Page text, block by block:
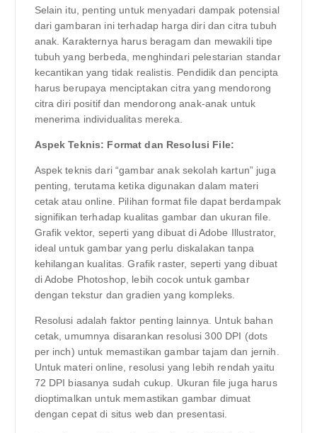
Selain itu, penting untuk menyadari dampak potensial
dari gambaran ini terhadap harga diri dan citra tubuh
anak. Karakternya harus beragam dan mewakili tipe
tubuh yang berbeda, menghindari pelestarian standar
kecantikan yang tidak realistis. Pendidik dan pencipta
harus berupaya menciptakan citra yang mendorong
citra diri positif dan mendorong anak-anak untuk
menerima individualitas mereka.
Aspek Teknis: Format dan Resolusi File:
Aspek teknis dari “gambar anak sekolah kartun” juga
penting, terutama ketika digunakan dalam materi
cetak atau online. Pilihan format file dapat berdampak
signifikan terhadap kualitas gambar dan ukuran file.
Grafik vektor, seperti yang dibuat di Adobe Illustrator,
ideal untuk gambar yang perlu diskalakan tanpa
kehilangan kualitas. Grafik raster, seperti yang dibuat
di Adobe Photoshop, lebih cocok untuk gambar
dengan tekstur dan gradien yang kompleks.
Resolusi adalah faktor penting lainnya. Untuk bahan
cetak, umumnya disarankan resolusi 300 DPI (dots
per inch) untuk memastikan gambar tajam dan jernih.
Untuk materi online, resolusi yang lebih rendah yaitu
72 DPI biasanya sudah cukup. Ukuran file juga harus
dioptimalkan untuk memastikan gambar dimuat
dengan cepat di situs web dan presentasi.